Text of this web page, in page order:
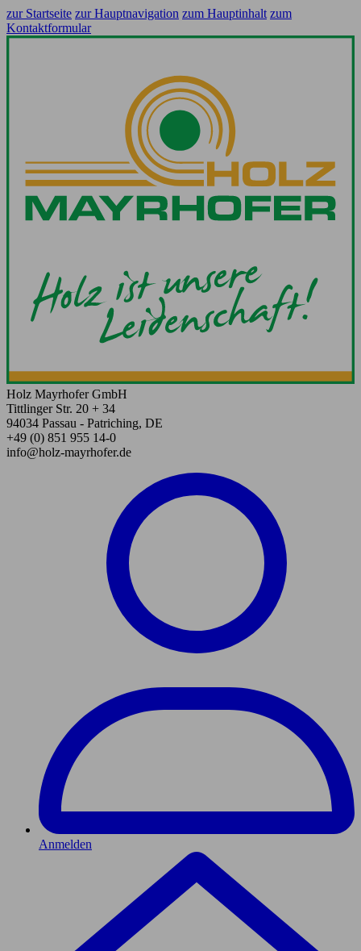
zur Startseite zur Hauptnavigation zum Hauptinhalt zum
Kontaktformular
Holz Mayrhofer GmbH
Tittlinger Str. 20 + 34
94034 Passau - Patriching, DE
+49 (0) 851 955 14-0
info@holz-mayrhofer.de
Anmelden